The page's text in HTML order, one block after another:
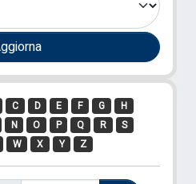
C D E F G
H
N O P Q R
S
W X Y Z